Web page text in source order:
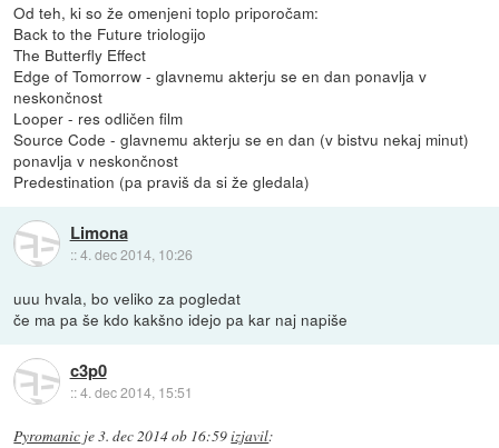
Od teh, ki so že omenjeni toplo priporočam:
Back to the Future triologijo
The Butterfly Effect
Edge of Tomorrow - glavnemu akterju se en dan ponavlja v
neskončnost
Looper - res odličen film
Source Code - glavnemu akterju se en dan (v bistvu nekaj minut)
ponavlja v neskončnost
Predestination (pa praviš da si že gledala)
Limona
::4. dec 2014, 10:26
uuu hvala, bo veliko za pogledat
če ma pa še kdo kakšno idejo pa kar naj napiše
c3p0
::4. dec 2014, 15:51
Pyromanic je3. dec 2014 ob 16:59izjavil: